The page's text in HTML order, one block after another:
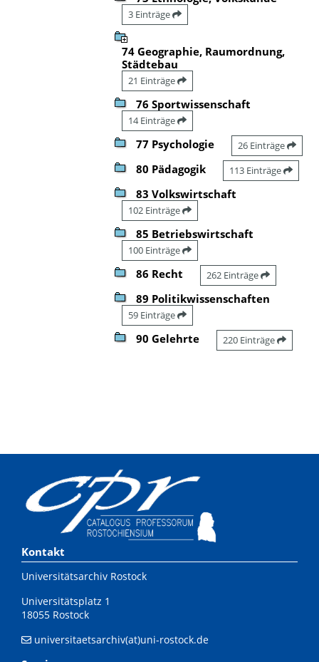
3 Einträge
74 Geographie, Raumordnung,
Städtebau
21 Einträge
76 Sportwissenschaft
14 Einträge
77 Psychologie 26 Einträge
80 Pädagogik 113 Einträge
83 Volkswirtschaft
102 Einträge
85 Betriebswirtschaft
100 Einträge
86 Recht 262 Einträge
89 Politikwissenschaften
59 Einträge
90 Gelehrte 220 Einträge
Kontakt
Universitätsarchiv Rostock
Universitätsplatz 1
18055 Rostock
universitaetsarchiv(at)uni-rostock.de